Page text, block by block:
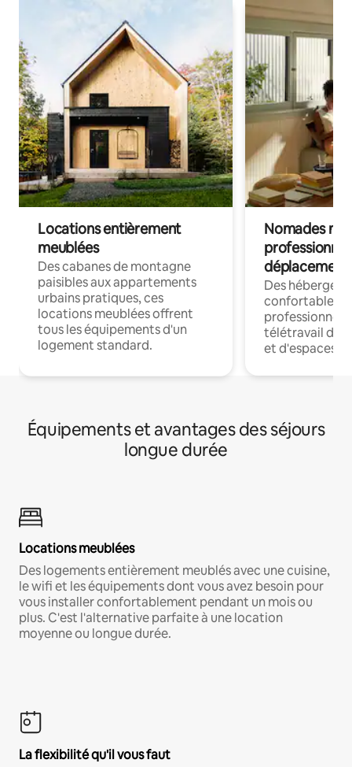
Locations entièrement
meublées
Des cabanes de montagne
paisibles aux appartements
urbains pratiques, ces
locations meublées offrent
tous les équipements d'un
logement standard.
Nomades
déplacement
Des
confortables
professionnels
télétravail
et d'espaces
Équipements et avantages des séjours
longue durée
Locations meublées
Des logements entièrement meublés avec une cuisine,
le wifi et les équipements dont vous avez besoin pour
vous installer confortablement pendant un mois ou
plus. C'est l'alternative parfaite à une location
moyenne ou longue durée.
La flexibilité qu'il vous faut